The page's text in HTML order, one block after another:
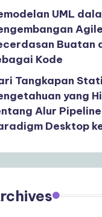
UML
Buatan
Kode
Tangkapan
yang
Alur
Desktop